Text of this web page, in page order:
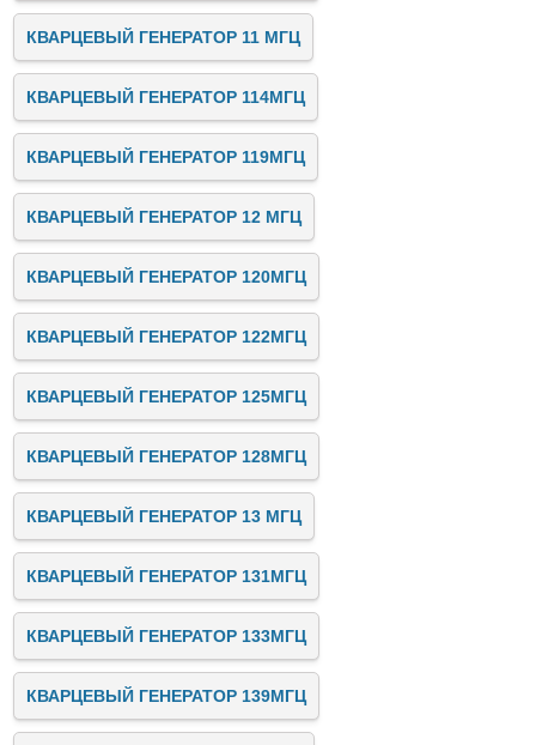
КВАРЦЕВЫЙ ГЕНЕРАТОР 11 МГЦ
КВАРЦЕВЫЙ ГЕНЕРАТОР 114МГЦ
КВАРЦЕВЫЙ ГЕНЕРАТОР 119МГЦ
КВАРЦЕВЫЙ ГЕНЕРАТОР 12 МГЦ
КВАРЦЕВЫЙ ГЕНЕРАТОР 120МГЦ
КВАРЦЕВЫЙ ГЕНЕРАТОР 122МГЦ
КВАРЦЕВЫЙ ГЕНЕРАТОР 125МГЦ
КВАРЦЕВЫЙ ГЕНЕРАТОР 128МГЦ
КВАРЦЕВЫЙ ГЕНЕРАТОР 13 МГЦ
КВАРЦЕВЫЙ ГЕНЕРАТОР 131МГЦ
КВАРЦЕВЫЙ ГЕНЕРАТОР 133МГЦ
КВАРЦЕВЫЙ ГЕНЕРАТОР 139МГЦ